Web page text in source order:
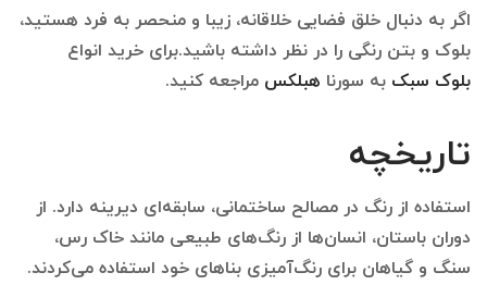
اگر به دنبال خلق فضایی خلاقانه، زیبا و منحصر به فرد هستید،
بلوک و بتن رنگی را در نظر داشته باشید.برای خرید انواع
بلوک سبک به سورنا هبلکس مراجعه کنید.
تاریخچه
استفاده از رنگ در مصالح ساختمانی، سابقه‌ای دیرینه دارد. از
دوران باستان، انسان‌ها از رنگ‌های طبیعی مانند خاک رس،
سنگ و گیاهان برای رنگ‌آمیزی بناهای خود استفاده می‌کردند.